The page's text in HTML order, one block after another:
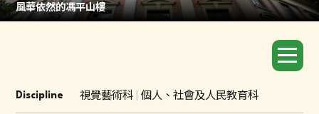
風華依然的馮平山樓
Discipline 視覺藝術科 個人、社會及人民教育科